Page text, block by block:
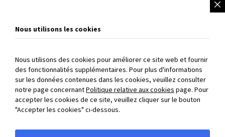
Shop Luma
PAIEMENT SÉCURISÉ: payez directement en ligne par carte
bancaire et 3D Secure
Nous utilisons les cookies
Nous utilisons des cookies pour améliorer ce site web et fournir
des fonctionnalités supplémentaires. Pour plus d'informations
sur les données contenues dans les cookies, veuillez consulter
notre page concernantPolitique relative aux cookies page. Pour
accepter les cookies de ce site, veuillez cliquer sur le bouton
"Accepter les cookies" ci-dessous.